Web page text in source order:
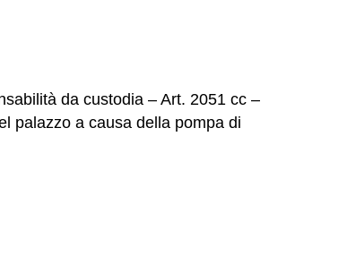
da custodia – Art. 2051 cc –
palazzo a causa della pompa di